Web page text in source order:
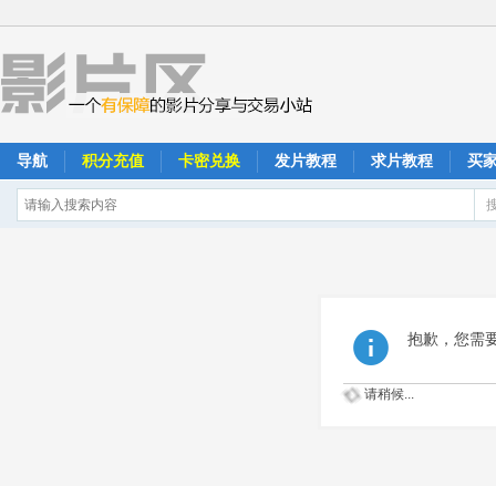
导航 积分充值 卡密兑换 发片教程 求片教程 买
抱歉，您需
请稍候...